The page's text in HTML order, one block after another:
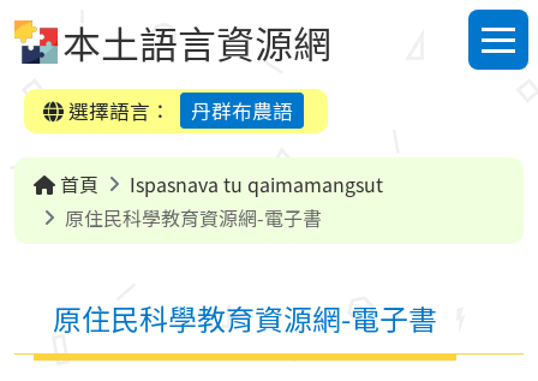
本土語言資源網
選單
選擇語言：
丹群布農語
首頁
Ispasnava tu qaimamangsut
原住民科學教育資源網-電子書
原住民科學教育資源網-電子書